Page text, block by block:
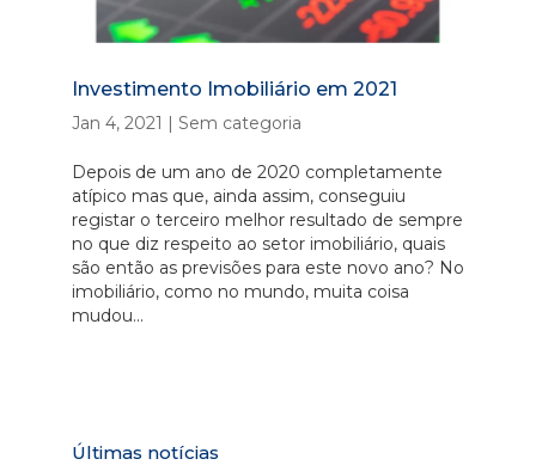
Investimento Imobiliário em 2021
Jan 4, 2021 | Sem categoria
Depois de um ano de 2020 completamente
atípico mas que, ainda assim, conseguiu
registar o terceiro melhor resultado de sempre
no que diz respeito ao setor imobiliário, quais
são então as previsões para este novo ano? No
imobiliário, como no mundo, muita coisa
mudou...
Últimas notícias